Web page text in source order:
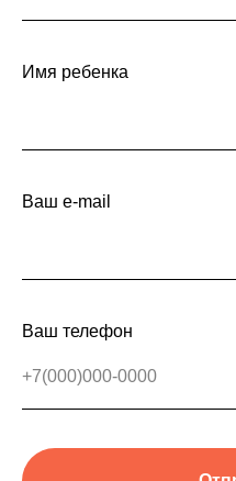
Имя ребенка
Ваш e-mail
Ваш телефон